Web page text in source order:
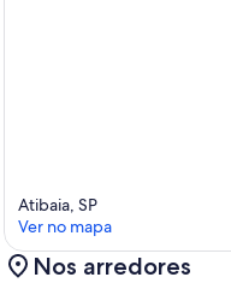
Atibaia, SP
Ver no mapa
Nos arredores